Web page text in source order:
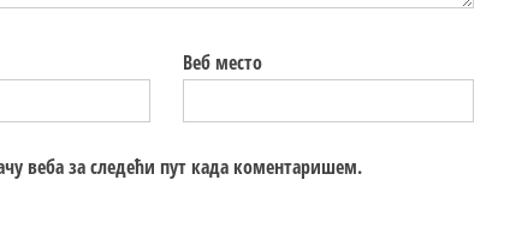
Веб место
веба за следећи пут када коментаришем.